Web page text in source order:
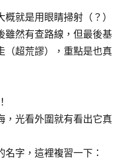
就是用眼睛掃射（？）
雖然有查路線，但最後基
（超荒謬），重點是也真
，光看外圍就有看出它真
字，這裡複習一下：